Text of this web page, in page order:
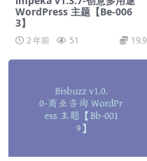
WordPress 主题【Be-006
3】
2 年前 51 19.9